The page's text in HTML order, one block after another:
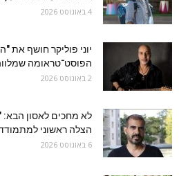
4 באוגוסט 2026
יוני פוליקר חושף את
הפוסט־טראומה
2 באוגוסט 2026
לא מחכים לאסון הבא:
הצלה ראשוני
6 באוגוסט 2026